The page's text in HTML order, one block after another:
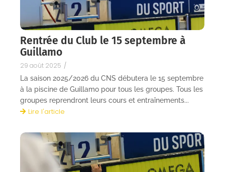
Rentrée du Club le 15 septembre à
Guillamo
29 août 2025 /
La saison 2025/2026 du CNS débutera le 15 septembre
à la piscine de Guillamo pour tous les groupes. Tous les
groupes reprendront leurs cours et entraînements...
Lire l'article